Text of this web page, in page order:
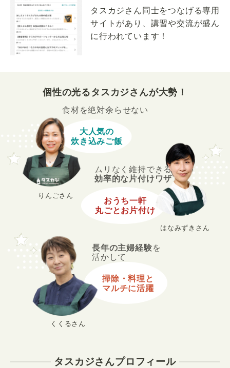
タスカジさん同士をつなげる専用
サイトがあり、講習や交流が盛ん
に行われています！
個性の光るタスカジさんが大勢！
くくるさん
長年の主婦経験を
活かして
掃除・料理と
マルチに活躍
りんごさん
食材を絶対余らせない
大人気の
炊き込みご飯
はなみずきさん
ムリなく維持できる
効率的な片付けワザ
おうち一軒
丸ごとお片付け
タスカジさんプロフィール